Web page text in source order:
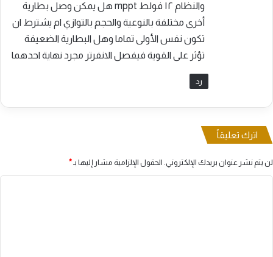
والنظام ١٢ فولط mppt هل يمكن وصل بطارية
أخرى مختلفة بالنوعية والحجم بالتوازي ام يشترط ان
تكون نفس الأولى تماما وهل البطارية الضعيفة
تؤثر على القوية فيفصل الانفرتر مجرد نهاية احدهما
رد
اترك تعليقاً
لن يتم نشر عنوان بريدك الإلكتروني. الحقول الإلزامية مشار إليها بـ*